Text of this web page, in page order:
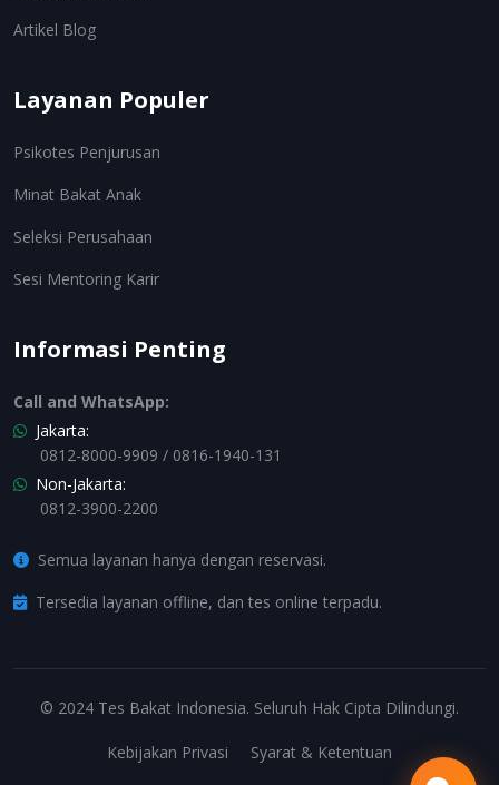
Artikel Blog
Layanan Populer
Psikotes Penjurusan
Minat Bakat Anak
Seleksi Perusahaan
Sesi Mentoring Karir
Informasi Penting
Call and WhatsApp:
Jakarta:
0812-8000-9909 / 0816-1940-131
Non-Jakarta:
0812-3900-2200
Semua layanan hanya dengan reservasi.
Tersedia layanan offline, dan tes online terpadu.
© 2024 Tes Bakat Indonesia. Seluruh Hak Cipta Dilindungi.
Kebijakan Privasi Syarat & Ketentuan